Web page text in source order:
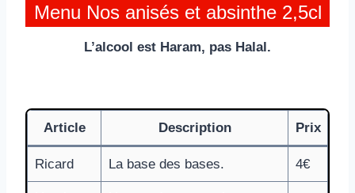
Menu Nos anisés et absinthe 2,5cl
L’alcool est Haram, pas Halal.
Article Description Prix
Ricard La base des bases. 4€